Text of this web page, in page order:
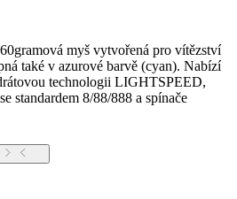
myš vytvořená pro vítězství
také v azurové barvě (cyan). Nabízí
technologii LIGHTSPEED,
standardem 8/88/888 a spínače